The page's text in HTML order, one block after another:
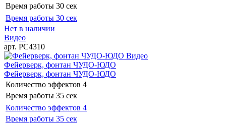
Время работы 30 сек
Время работы 30 сек
Нет в наличии
Видео
арт. РС4310
Видео
Фейерверк, фонтан ЧУДО-ЮДО
Фейерверк, фонтан ЧУДО-ЮДО
Количество эффектов 4
Время работы 35 сек
Количество эффектов 4
Время работы 35 сек